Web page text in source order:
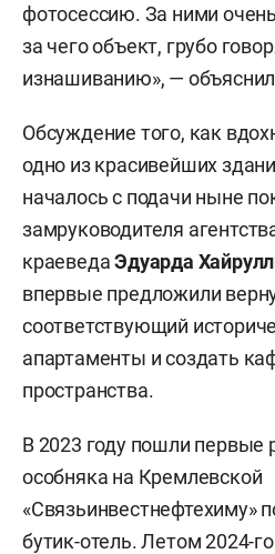
фотосессию. За ними
за чего объект, грубо
изнашиванию», —
Обсуждение того, как
одно из красивейших
началось с подачи ныне
замруководителя
краеведаЭдуарда
впервые предложили
соответствующий
апартаменты и создать
пространства.
В 2023 году пошли первые
особняка на Кремлевской
«Связьинвестнефтехиму»
бутик-отель. Летом 2024-